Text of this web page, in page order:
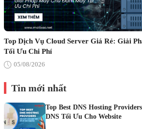
Top Dịch Vụ Cloud Server Giá Rẻ: Giải
Tối Ưu Chi Phí
05/08/2026
Tin mới nhất
Top Best DNS Hosting
DNS Tối Ưu Cho Website